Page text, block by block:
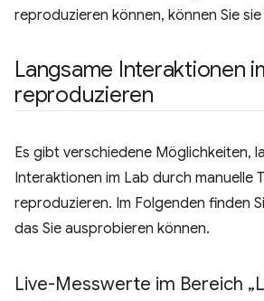
reproduzieren können, können Sie
Langsame Interaktionen
reproduzieren
Es gibt verschiedene Möglichkeiten,
Interaktionen im Lab durch manuelle
reproduzieren. Im Folgenden finden
das Sie ausprobieren können.
Live-Messwerte im Bereich